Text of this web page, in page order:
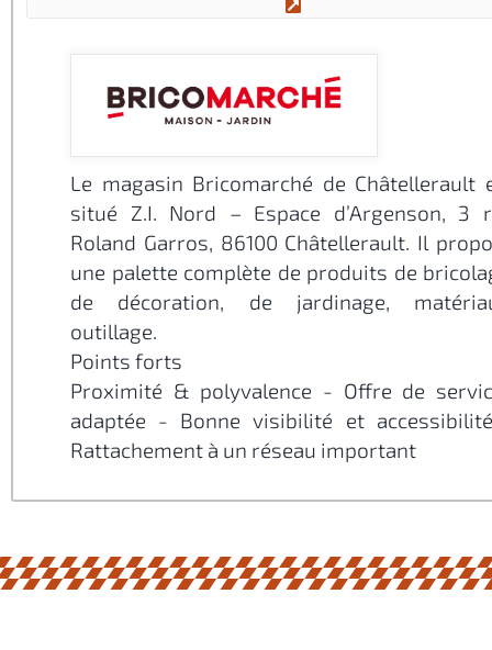
Le magasin Bricomarché de Châtellerault
situé Z.I. Nord – Espace d’Argenson, 3
Roland Garros, 86100 Châtellerault. Il
une palette complète de produits de
de décoration, de jardinage,
outillage.
Points forts
Proximité & polyvalence - Offre de
adaptée - Bonne visibilité et accessibilité -
Rattachement à un réseau important